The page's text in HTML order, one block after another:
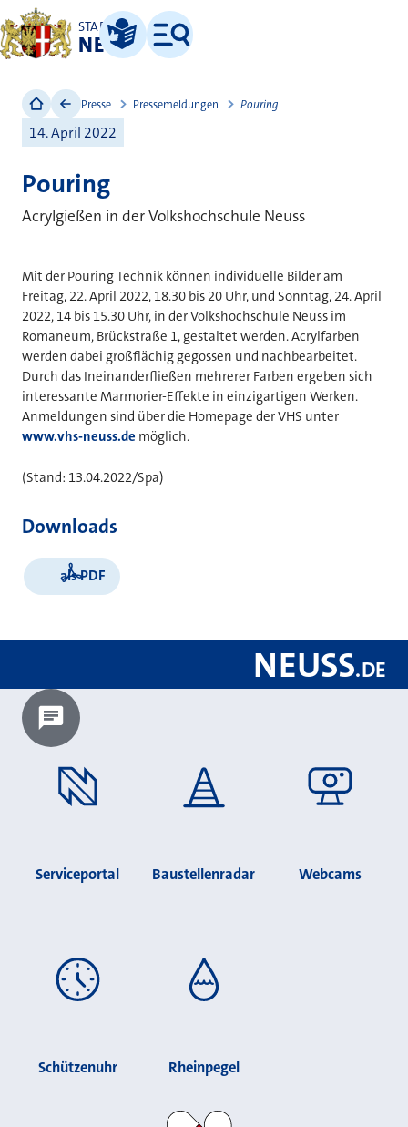
STADT
NEUSS
Leichte Sprache
Menü
Presse Pressemeldungen Pouring
14. April 2022
Pouring
Acrylgießen in der Volkshochschule Neuss
Mit der Pouring Technik können individuelle Bilder am
Freitag, 22. April 2022, 18.30 bis 20 Uhr, und Sonntag, 24. April
2022, 14 bis 15.30 Uhr, in der Volkshochschule Neuss im
Romaneum, Brückstraße 1, gestaltet werden. Acrylfarben
werden dabei großflächig gegossen und nachbearbeitet.
Durch das Ineinanderfließen mehrerer Farben ergeben sich
interessante Marmorier-Effekte in einzigartigen Werken.
Anmeldungen sind über die Homepage der VHS unter
www.vhs-neuss.de möglich.
(Stand: 13.04.2022/Spa)
Downloads
als PDF
NEUSS.DE
Chatbot laden?
Serviceportal Baustellenradar Webcams
Schützenuhr Rheinpegel